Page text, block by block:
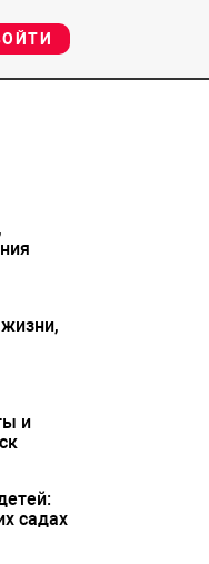
и
садах